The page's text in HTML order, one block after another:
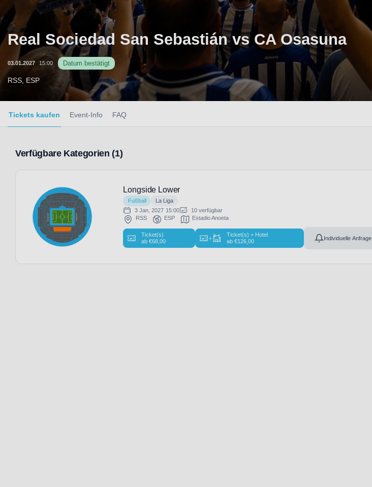
Real Sociedad San Sebastián vs CA Osasuna
03.01.2027 15:00 Datum bestätigt
RSS, ESP
Tickets kaufen Event-Info FAQ
Verfügbare Kategorien (1)
Longside Lower
Fußball
La Liga
3 Jan, 2027 15:00
10 verfügbar
RSS
ESP Estadio Anoeta
Ticket(s)
ab€68,00 +
Ticket(s) + Hotel
ab€126,00 Individuelle Anfrage